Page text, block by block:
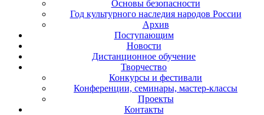
Основы безопасности
Год культурного наследия народов России
Архив
Поступающим
Новости
Дистанционное обучение
Творчество
Конкурсы и фестивали
Конференции, семинары, мастер-классы
Проекты
Контакты